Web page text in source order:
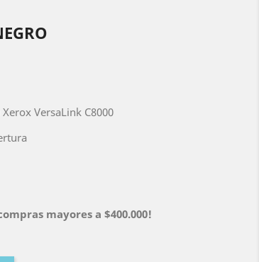
VersaLink C8000
mayores a $400.000!